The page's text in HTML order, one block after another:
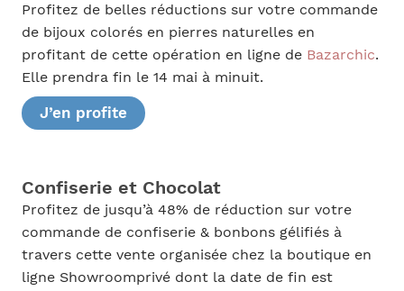
Profitez de belles réductions sur votre commande
de bijoux colorés en pierres naturelles en
profitant de cette opération en ligne de Bazarchic.
Elle prendra fin le 14 mai à minuit.
J’en profite
Confiserie et Chocolat
Profitez de jusqu’à 48% de réduction sur votre
commande de confiserie & bonbons gélifiés à
travers cette vente organisée chez la boutique en
ligne Showroomprivé dont la date de fin est